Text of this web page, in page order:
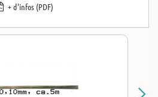
+ d'infos (PDF)